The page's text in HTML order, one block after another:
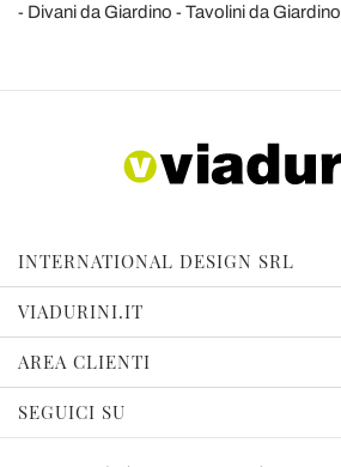
Divani da Giardino
Tavolini da Giardino
INTERNATIONAL DESIGN SRL
VIADURINI.IT
AREA CLIENTI
SEGUICI SU